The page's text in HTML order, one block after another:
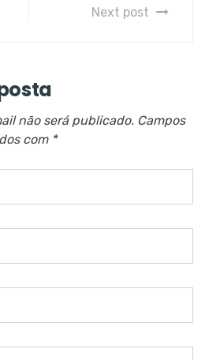
Next post
não será publicado. Campos
com *